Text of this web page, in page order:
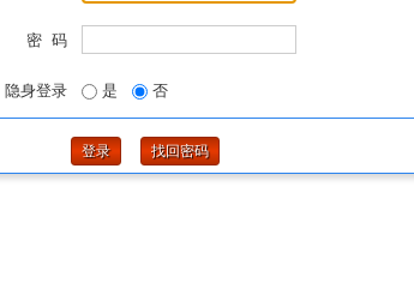
密 码
隐身登录 是 否